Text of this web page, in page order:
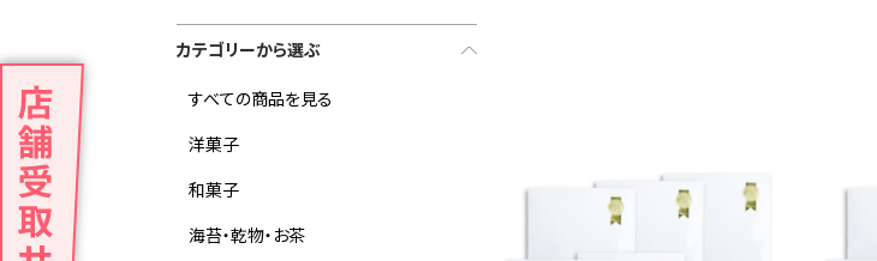
カテゴリーから選ぶ
すべての商品を見る
洋菓子
和菓子
海苔・乾物・お茶